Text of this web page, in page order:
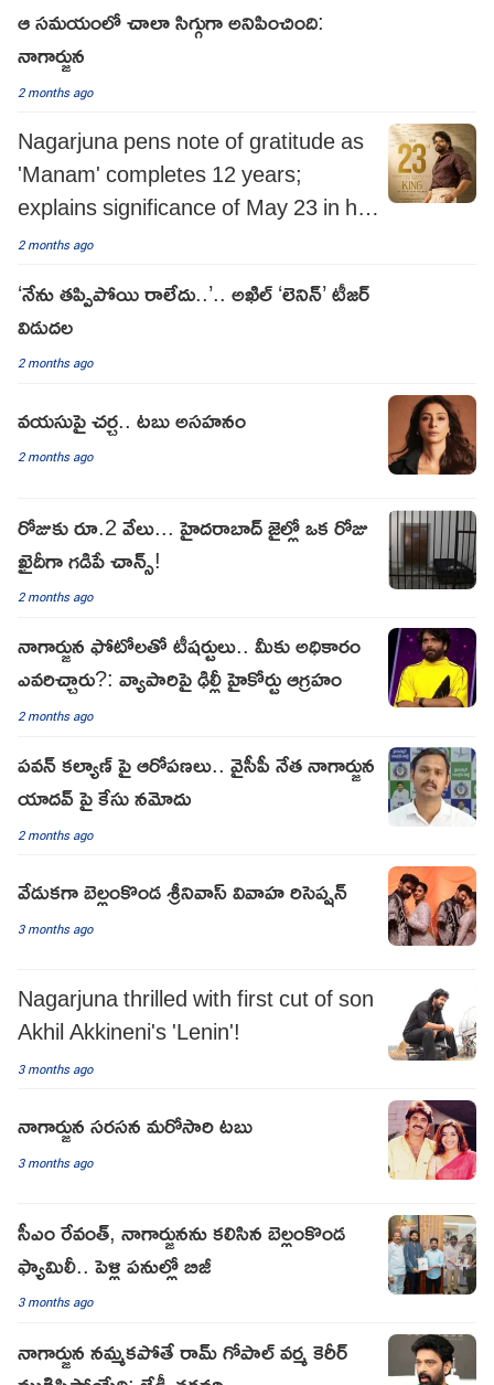
ఆ సమయంలో చాలా సిగ్గుగా అనిపించింది:
నాగార్జున
2 months ago
Nagarjuna pens note of gratitude as
'Manam' completes 12 years;
explains significance of May 23 in his
life
2 months ago
‘నేను తప్పిపోయి రాలేదు..’.. అఖిల్‌ ‘లెనిన్‌’ టీజర్‌
విడుదల
2 months ago
వయసుపై చర్చ.. టబు అసహనం
2 months ago
రోజుకు రూ.2 వేలు... హైదరాబాద్ జైల్లో ఒక రోజు
ఖైదీగా గడిపే చాన్స్!
2 months ago
నాగార్జున ఫోటోలతో టీషర్టులు.. మీకు అధికారం
ఎవరిచ్చారు?: వ్యాపారిపై ఢిల్లీ హైకోర్టు ఆగ్రహం
2 months ago
పవన్ కల్యాణ్ పై ఆరోపణలు.. వైసీపీ నేత నాగార్జున
యాదవ్ పై కేసు నమోదు
2 months ago
వేడుకగా బెల్లంకొండ శ్రీనివాస్ వివాహ రిసెప్షన్
3 months ago
Nagarjuna thrilled with first cut of son
Akhil Akkineni's 'Lenin'!
3 months ago
నాగార్జున సరసన మరోసారి టబు
3 months ago
సీఎం రేవంత్, నాగార్జునను కలిసిన బెల్లంకొండ
ఫ్యామిలీ.. పెళ్లి పనుల్లో బిజీ
3 months ago
నాగార్జున నమ్మకపోతే రామ్ గోపాల్ వర్మ కెరీర్